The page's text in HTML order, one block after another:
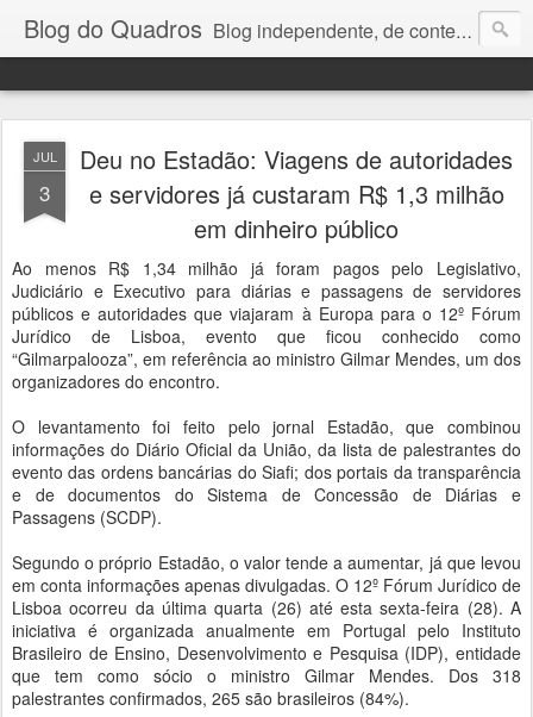
Blog do Quadros Blog independente, de conteúdo noticioso, com foco em economia, negócios, política e atualidades. e-mail do editor: chquadros2@gmail.com
JUL
3
Deu no Estadão: Viagens de autoridades
e servidores já custaram R$ 1,3 milhão
em dinheiro público
Ao menos R$ 1,34 milhão já foram pagos pelo Legislativo,
Judiciário e Executivo para diárias e passagens de servidores
públicos e autoridades que viajaram à Europa para o 12º Fórum
Jurídico de Lisboa, evento que ficou conhecido como
“Gilmarpalooza”, em referência ao ministro Gilmar Mendes, um dos
organizadores do encontro.
O levantamento foi feito pelo jornal Estadão, que combinou
informações do Diário Oficial da União, da lista de palestrantes do
evento das ordens bancárias do Siafi; dos portais da transparência
e de documentos do Sistema de Concessão de Diárias e
Passagens (SCDP).
Segundo o próprio Estadão, o valor tende a aumentar, já que levou
em conta informações apenas divulgadas. O 12º Fórum Jurídico de
Lisboa ocorreu da última quarta (26) até esta sexta-feira (28). A
iniciativa é organizada anualmente em Portugal pelo Instituto
Brasileiro de Ensino, Desenvolvimento e Pesquisa (IDP), entidade
que tem como sócio o ministro Gilmar Mendes. Dos 318
palestrantes confirmados, 265 são brasileiros (84%).